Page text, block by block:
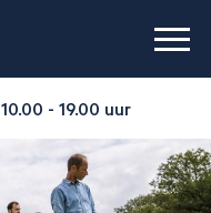
10.00 - 19.00 uur